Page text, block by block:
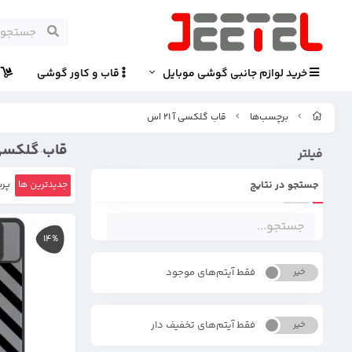
خرید لوازم جانبی گوشی موبایل قاب و کاور گوشی
برچسب‌ها قاب گلکسی آ 21 اس
فیلتر
جستجو در نتایج
بله خیر فقط آیتم‌های موجود
بله خیر فقط آیتم‌های تخفیف دار
قاب گلکسی آ
جدیدترین ها
14%